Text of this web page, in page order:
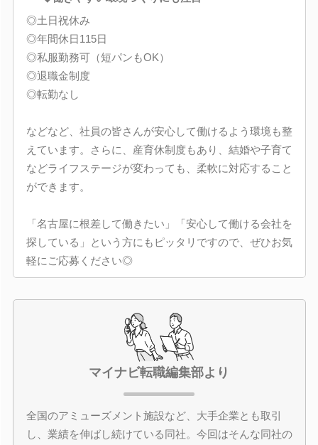
◎土日祝休み
◎年間休日115日
◎私服勤務可（短パンもOK）
◎退職金制度
◎転勤なし
などなど、社員の皆さんが安心して働けるよう環境も整
えています。さらに、産育休制度もあり、結婚や子育て
などライフステージが変わっても、柔軟に対応すること
ができます。
「名古屋に根差して働きたい」「安心して働ける会社を
探している」という方にもピッタリですので、ぜひお気
軽にご応募ください◎
マイナビ転職編集部より
全国のアミューズメント施設など、大手企業とも取引
し、業績を伸ばし続けている同社。今回はそんな同社の